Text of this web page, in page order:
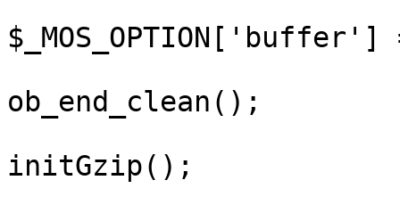
ob_end_clean();
initGzip();